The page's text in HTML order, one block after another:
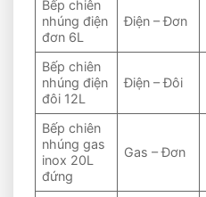
Bếp chiên
nhúng điện
đơn 6L
Điện – Đơn
Bếp chiên
nhúng điện
đôi 12L
Điện – Đôi
Bếp chiên
nhúng gas
inox 20L
đứng
Gas – Đơn